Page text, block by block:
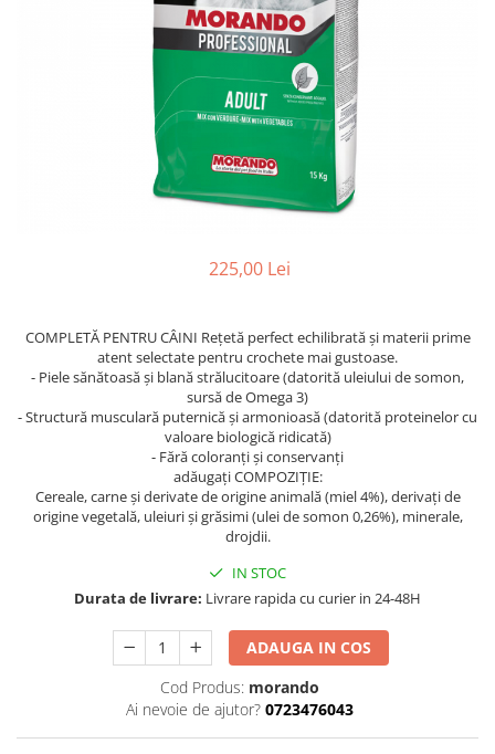
DIETE VETERINARE
SUPLIMENTE
AFECTIUNI AURICULARE
AFECTIUNI DERMATOLOGICE
AFECTIUNI DIGESTIVE
AFECTIUNI OCULARE
AFECTIUNI URINARE
DIETE VETERINARE
RECOMPENSE
SUPLIMENTE
AFECTIUNI AURICULARE
AFECTIUNI DERMATOLOGICE
AFECTIUNI DIGESTIVE
AFECTIUNI HEPATICE
AFECTIUNI OCULARE
LAPTE PRAF
225,00 Lei
COMPLETĂ PENTRU CÂINI Rețetă perfect echilibrată și materii prime
atent selectate pentru crochete mai gustoase.
- Piele sănătoasă și blană strălucitoare (datorită uleiului de somon,
sursă de Omega 3)
- Structură musculară puternică și armonioasă (datorită proteinelor cu
valoare biologică ridicată)
- Fără coloranți și conservanți
adăugați COMPOZIȚIE:
Cereale, carne și derivate de origine animală (miel 4%), derivați de
origine vegetală, uleiuri și grăsimi (ulei de somon 0,26%), minerale,
drojdii.
IN STOC
Durata de livrare: Livrare rapida cu curier in 24-48H
ADAUGA IN COS
Cod Produs: morando
Ai nevoie de ajutor? 0723476043